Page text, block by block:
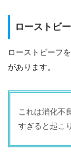
ローストビ
ローストビーフ
があります。
これは消化不
すぎると起こ